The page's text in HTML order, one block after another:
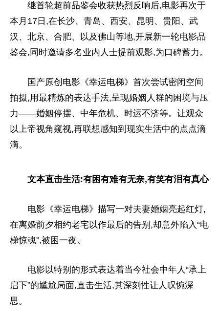
继首轮超前品鉴会收获热烈反响后,电影再次于
本月17日,在长沙、青岛、西安、昆明、贵阳、武
汉、北京、合肥、以及佛山等地,开展新一轮电影品
鉴会,同时邀请多名业内人士提前观影,为口碑蓄力。
国产原创电影《幸运电梯》首次尝试密闭空间
拍摄,用最精炼的表达手法,呈现婚姻人群的困境与压
力——婚姻停摆、中年危机、时运不济等。让观众
以上帝视角窥视,再联想感知到现实生活中的点点滴
滴。
文本直击生活:有困有难有无奈,有笑有泪有真心
电影《幸运电梯》描写一对夫妻婚姻亮起红灯,
在离婚前夕相约老宅以作最后的告别,却意外陷入“电
梯惊魂”,被困一夜。
电影以特别的形式表达着当今社会中年人“承上
启下”的尴尬局面,直击生活,其深刻性让人叹惋深
思。